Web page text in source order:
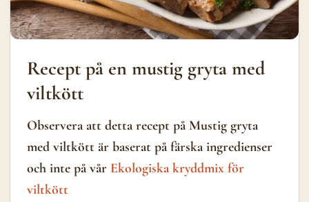
Recept på en mustig gryta med
viltkött
Observera att detta recept på Mustig gryta
med viltkött är baserat på färska ingredienser
och inte på vår Ekologiska kryddmix för
viltkött